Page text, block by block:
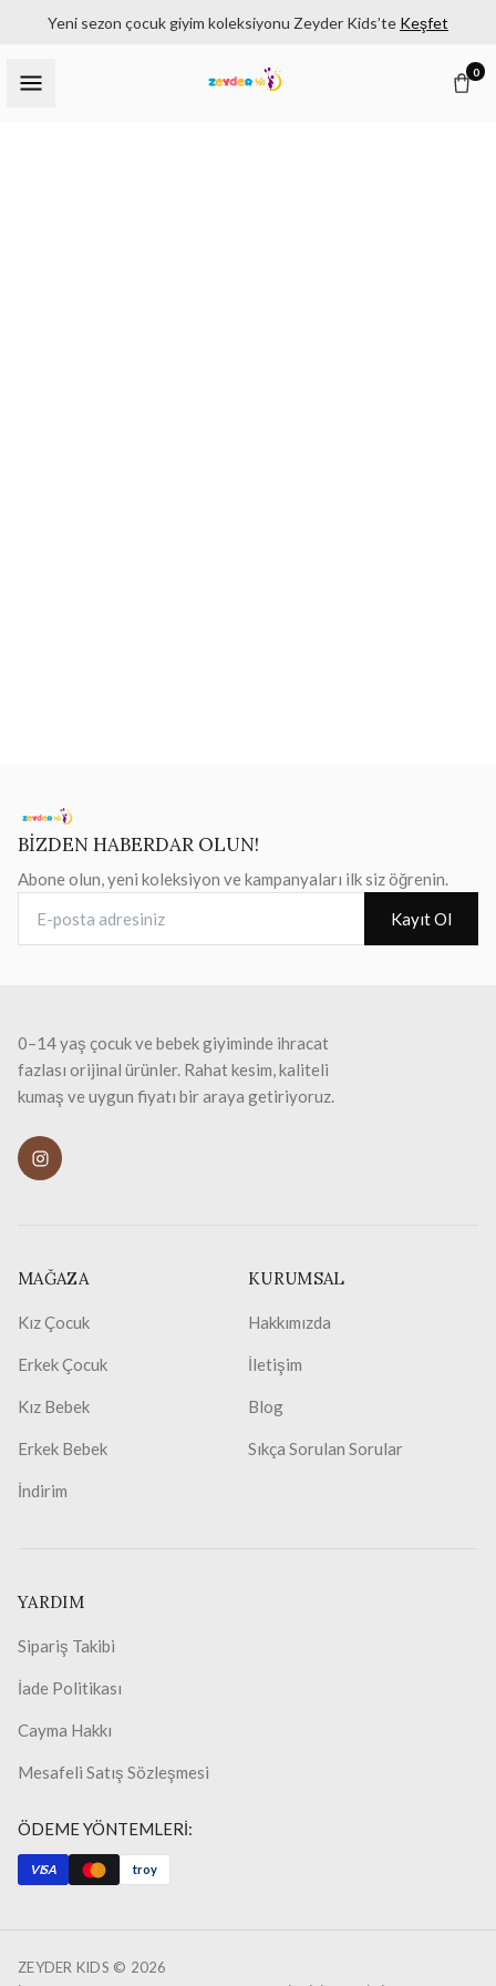
Yeni sezon çocuk giyim koleksiyonu Zeyder Kids’te Keşfet
0
BİZDEN HABERDAR OLUN!
Abone olun, yeni koleksiyon ve kampanyaları ilk siz öğrenin.
Kayıt Ol
0–14 yaş çocuk ve bebek giyiminde ihracat
fazlası orijinal ürünler. Rahat kesim, kaliteli
kumaş ve uygun fiyatı bir araya getiriyoruz.
MAĞAZA
Kız Çocuk
Erkek Çocuk
Kız Bebek
Erkek Bebek
İndirim
KURUMSAL
Hakkımızda
İletişim
Blog
Sıkça Sorulan Sorular
YARDIM
Sipariş Takibi
İade Politikası
Cayma Hakkı
Mesafeli Satış Sözleşmesi
ÖDEME YÖNTEMLERİ:
VISA troy
ZEYDER KIDS © 2026